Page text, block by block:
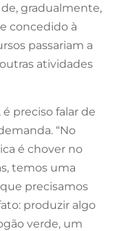
gradualmente,
concedido à
passariam a
atividades
é preciso falar de
“No
é chover no
temos uma
precisamos
produzir algo
verde, um